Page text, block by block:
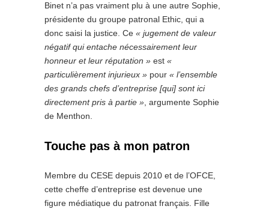
Binet n’a pas vraiment plu à une autre Sophie,
présidente du groupe patronal Ethic, qui a
donc saisi la justice. Ce « jugement de valeur
négatif qui entache nécessairement leur
honneur et leur réputation » est «
particulièrement injurieux » pour « l’ensemble
des grands chefs d’entreprise [qui] sont ici
directement pris à partie », argumente Sophie
de Menthon.
Touche pas à mon patron
Membre du CESE depuis 2010 et de l’OFCE,
cette cheffe d’entreprise est devenue une
figure médiatique du patronat français. Fille